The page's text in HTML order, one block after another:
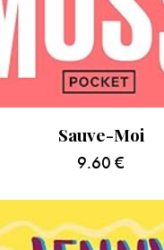
Sauve-Moi
9.60 €